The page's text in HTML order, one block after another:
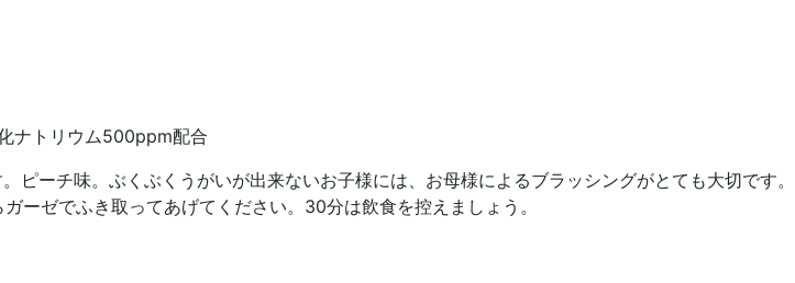
ナトリウム500ppm配合
ーチ味。ぶくぶくうがいが出来ないお子様には、お母様によるブラッシングがとても大切です。
ーゼでふき取ってあげてください。30分は飲食を控えましょう。